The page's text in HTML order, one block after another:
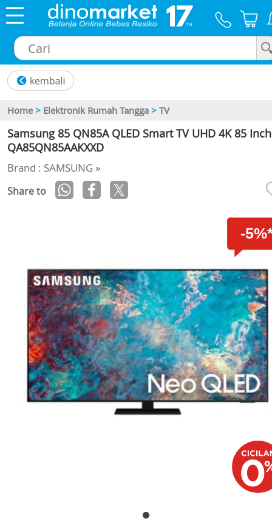
Home > Elektronik Rumah Tangga > TV
Samsung 85 QN85A QLED Smart TV UHD 4K 85 Inch
QA85QN85AAKXXD
Brand : SAMSUNG »
Share to
-